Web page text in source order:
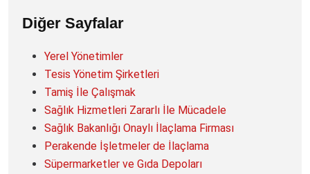
Diğer Sayfalar
Yerel Yönetimler
Tesis Yönetim Şirketleri
Tamiş İle Çalışmak
Sağlık Hizmetleri Zararlı İle Mücadele
Sağlık Bakanlığı Onaylı İlaçlama Firması
Perakende İşletmeler de İlaçlama
Süpermarketler ve Gıda Depoları